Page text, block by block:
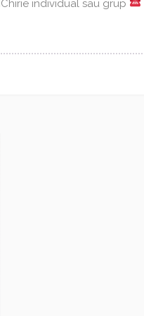
Chirie individual sau grup